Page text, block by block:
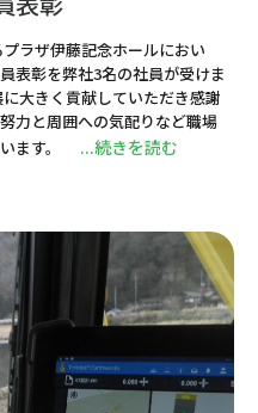
ラザ伊藤記念ホールにおい
表彰を弊社3名の社員が受けま
大きく貢献していただき感謝
力と周囲への気配りなど職場
います。 ...続きを読む